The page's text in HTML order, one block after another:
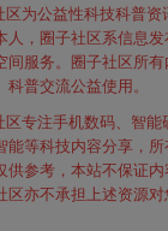
区为公益性科技科普
人，圈子社区系信息
间服务。圈子社区所
普交流公益使用。
区专注手机数码、智
能等科技内容分享，
供参考，本站不保证
区亦不承担上述资源